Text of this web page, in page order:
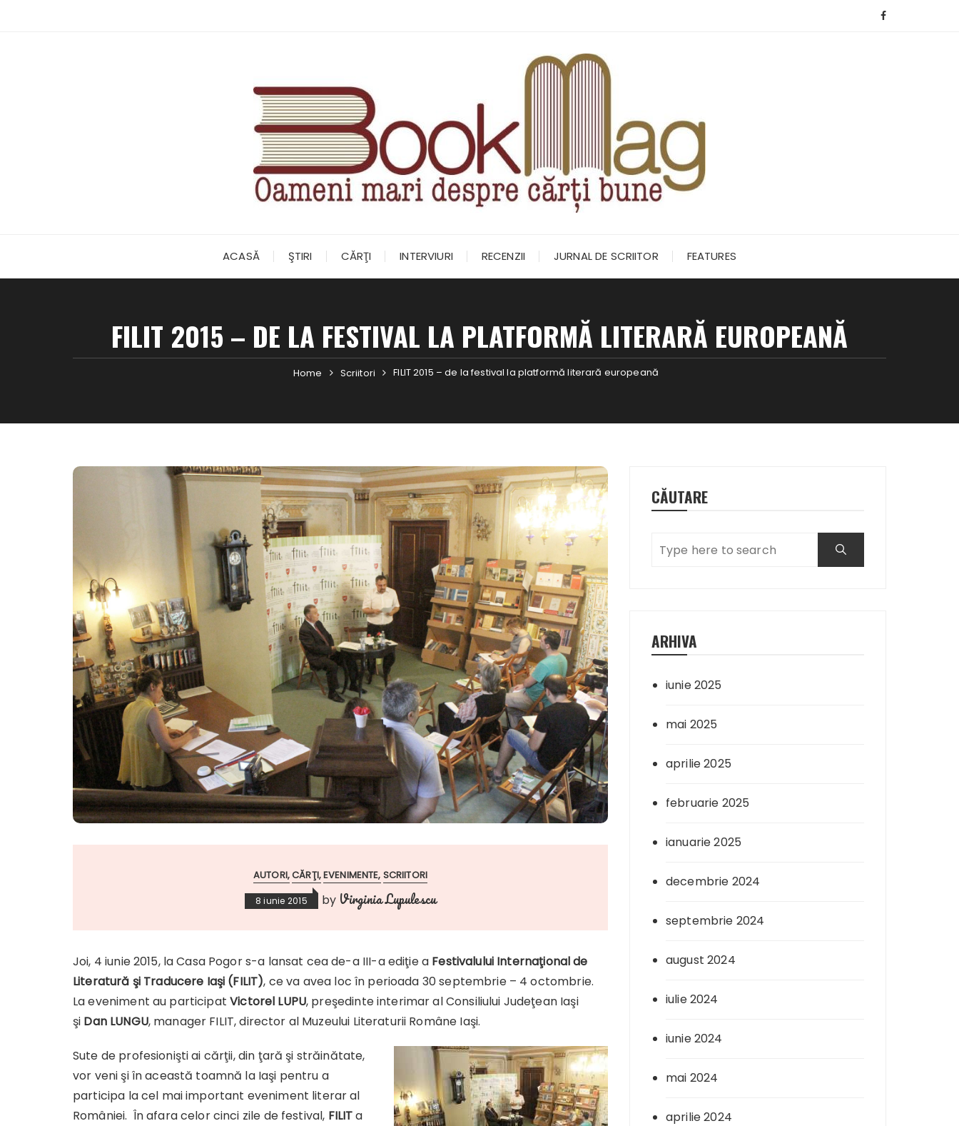
ACASĂ ŞTIRI CĂRŢI INTERVIURI RECENZII JURNAL DE SCRIITOR FEATURES
FILIT 2015 – DE LA FESTIVAL LA PLATFORMĂ LITERARĂ EUROPEANĂ
Home Scriitori FILIT 2015 – de la festival la platformă literară europeană
AUTORI CĂRŢI EVENIMENTE SCRIITORI
8 iunie 2015 by Virginia Lupulescu
Joi, 4 iunie 2015, la Casa Pogor s-a lansat cea de-a III-a ediţie a Festivalului Internaţional de
Literatură şi Traducere Iaşi (FILIT), ce va avea loc în perioada 30 septembrie – 4 octombrie.
La eveniment au participatVictorel LUPU, preşedinte interimar al Consiliului Judeţean Iaşi
şi Dan LUNGU, manager FILIT, director al Muzeului Literaturii Române Iaşi.
Sute de profesionişti ai cărţii, din ţară şi străinătate,
vor veni şi în această toamnă la Iaşi pentru a
participa la cel mai important eveniment literar al
României. În afara celor cinci zile de festival, FILITa
CĂUTARE
ARHIVA
iunie 2025
mai 2025
aprilie 2025
februarie 2025
ianuarie 2025
decembrie 2024
septembrie 2024
august 2024
iulie 2024
iunie 2024
mai 2024
aprilie 2024